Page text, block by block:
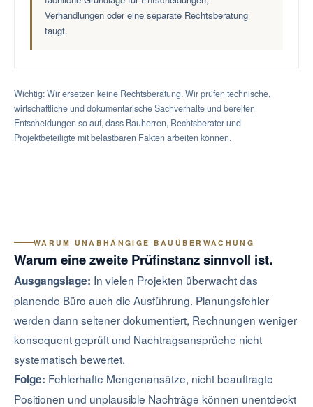
Verhandlungen oder eine separate Rechtsberatung
taugt.
Wichtig: Wir ersetzen keine Rechtsberatung. Wir prüfen technische,
wirtschaftliche und dokumentarische Sachverhalte und bereiten
Entscheidungen so auf, dass Bauherren, Rechtsberater und
Projektbeteiligte mit belastbaren Fakten arbeiten können.
WARUM UNABHÄNGIGE BAUÜBERWACHUNG
Warum eine zweite Prüfinstanz sinnvoll ist.
Ausgangslage: In vielen Projekten überwacht das
planende Büro auch die Ausführung. Planungsfehler
werden dann seltener dokumentiert, Rechnungen weniger
konsequent geprüft und Nachtragsansprüche nicht
systematisch bewertet.
Folge: Fehlerhafte Mengenansätze, nicht beauftragte
Positionen und unplausible Nachträge können unentdeckt